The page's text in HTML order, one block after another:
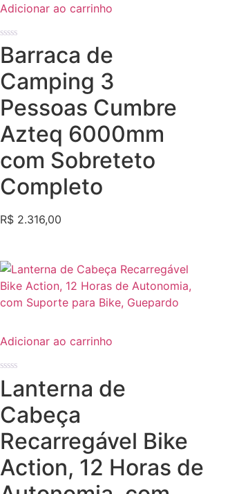
Adicionar ao carrinho
Avaliação
0
de
5
Barraca de
Camping 3
Pessoas Cumbre
Azteq 6000mm
com Sobreteto
Completo
R$ 2.316,00
Adicionar ao carrinho
Avaliação
de
5
Lanterna de
Cabeça
Recarregável Bike
Action, 12 Horas de